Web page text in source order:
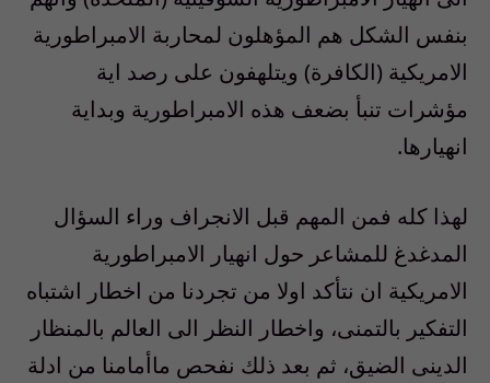
بنفس الشكل هم المؤهلون لمحاربة الامبراطورية
الامريكية (الكافرة) ويتلهفون على رصد اية
مؤشرات تنبأ بضعف هذه الامبراطورية وبداية
انهيارها.
لهذا كله فمن المهم قبل الانجراف وراء السؤال
المدغدغ للمشاعر حول انهيار الامبراطورية
الامريكية ان نتأكد اولا من تجردنا من اخطار اشتباه
التفكير بالتمنى، واخطار النظر الى العالم بالمنظار
الدينى الضيق، ثم بعد ذلك نفحص ماأمامنا من ادلة